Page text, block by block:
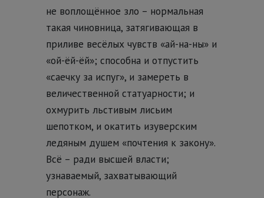
не воплощённое зло – нормальная
такая чиновница, затягивающая в
приливе весёлых чувств «ай-на-ны» и
«ой-ёй-ёй»; способна и отпустить
«саечку за испуг», и замереть в
величественной статуарности; и
охмурить льстивым лисьим
шепотком, и окатить изуверским
ледяным душем «почтения к закону».
Всё – ради высшей власти;
узнаваемый, захватывающий
персонаж.